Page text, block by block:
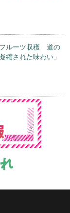
ルーツ収穫 道の
縮された味わい」